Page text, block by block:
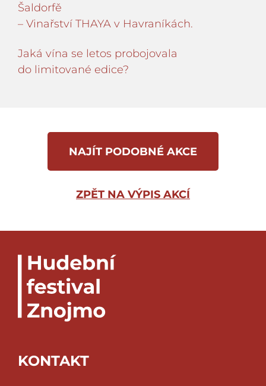
Šaldorfě
– Vinařství THAYA v Havraníkách.
Jaká vína se letos probojovala
do limitované edice?
NAJÍT PODOBNÉ AKCE
ZPĚT NA VÝPIS AKCÍ
KONTAKT